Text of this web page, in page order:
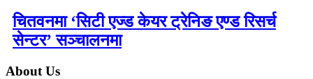
चितवनमा ‘सिटी एज्ड केयर ट्रेनिङ एण्ड रिसर्च
सेन्टर’ सञ्चालनमा
About Us